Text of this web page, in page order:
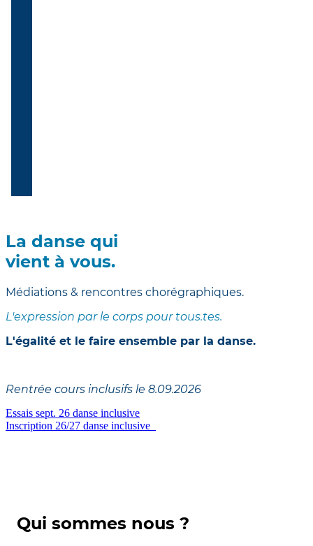
La danse qui
vient à vous.
Médiations & rencontres chorégraphiques.
L'expression par le corps pour tous.tes.
L'égalité et le faire ensemble par la danse.
Rentrée cours inclusifs le 8.09.2026
Essais sept. 26 danse inclusive
Inscription 26/27 danse inclusive
Qui sommes nous ?